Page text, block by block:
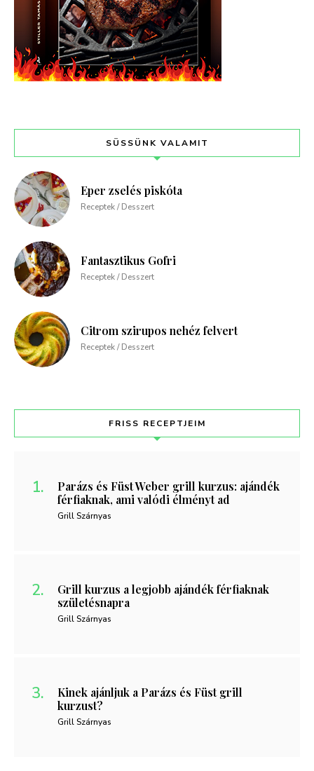
SÜSSÜNK VALAMIT
Eper zselés piskóta
Receptek / Desszert
Fantasztikus Gofri
Receptek / Desszert
Citrom szirupos nehéz felvert
Receptek / Desszert
FRISS RECEPTJEIM
Parázs és Füst Weber grill kurzus: ajándék
férfiaknak, ami valódi élményt ad
Grill Szárnyas
Grill kurzus a legjobb ajándék férfiaknak
születésnapra
Grill Szárnyas
Kinek ajánljuk a Parázs és Füst grill
kurzust?
Grill Szárnyas